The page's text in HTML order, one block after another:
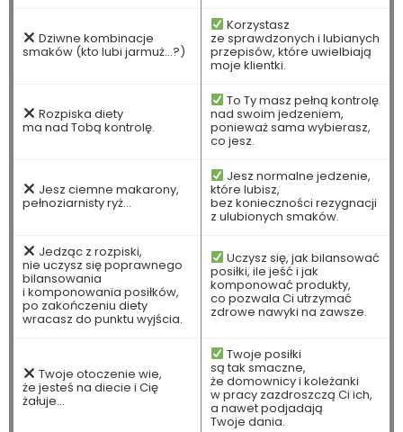
Dziwne kombinacje
smaków (kto lubi jarmuż...?)
Korzystasz
ze sprawdzonych i lubianych
przepisów, które uwielbiają
moje klientki.
Rozpiska diety
ma nad Tobą kontrolę.
To Ty masz pełną kontrolę
nad swoim jedzeniem,
ponieważ sama wybierasz,
co jesz.
Jesz ciemne makarony,
pełnoziarnisty ryż...
Jesz normalne jedzenie,
które lubisz,
bez konieczności rezygnacji
z ulubionych smaków.
Jedząc z rozpiski,
nie uczysz się poprawnego
bilansowania
i komponowania posiłków,
po zakończeniu diety
wracasz do punktu wyjścia.
Uczysz się, jak bilansować
posiłki, ile jeść i jak
komponować produkty,
co pozwala Ci utrzymać
zdrowe nawyki na zawsze.
Twoje otoczenie wie,
że jesteś na diecie i Cię
żałuje...
Twoje posiłki
są tak smaczne,
że domownicy i koleżanki
w pracy zazdroszczą Ci ich,
a nawet podjadają
Twoje dania.